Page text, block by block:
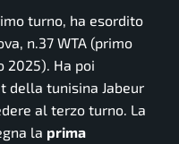
turno, ha esordito
n.37 WTA (primo
2025). Ha poi
della tunisina Jabeur
al terzo turno. La
la prima